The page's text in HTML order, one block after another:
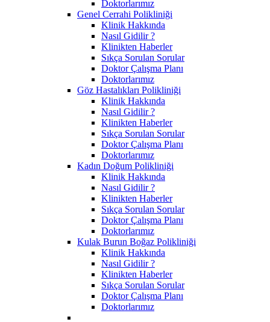
Doktorlarımız
Genel Cerrahi Polikliniği
Klinik Hakkında
Nasıl Gidilir ?
Klinikten Haberler
Sıkça Sorulan Sorular
Doktor Çalışma Planı
Doktorlarımız
Göz Hastalıkları Polikliniği
Klinik Hakkında
Nasıl Gidilir ?
Klinikten Haberler
Sıkça Sorulan Sorular
Doktor Çalışma Planı
Doktorlarımız
Kadın Doğum Polikliniği
Klinik Hakkında
Nasıl Gidilir ?
Klinikten Haberler
Sıkça Sorulan Sorular
Doktor Çalışma Planı
Doktorlarımız
Kulak Burun Boğaz Polikliniği
Klinik Hakkında
Nasıl Gidilir ?
Klinikten Haberler
Sıkça Sorulan Sorular
Doktor Çalışma Planı
Doktorlarımız